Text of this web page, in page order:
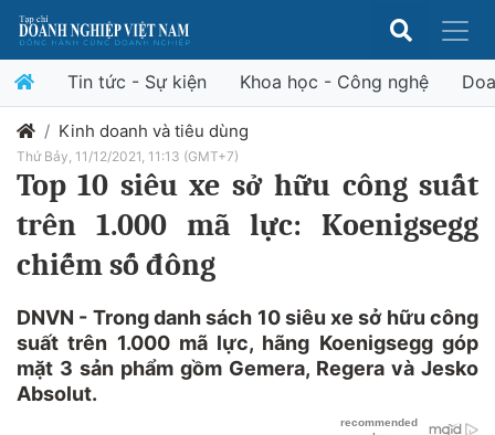
Tin tức - Sự kiện Khoa học - Công nghệ
Kinh doanh và tiêu dùng
Thứ Bảy, 11/12/2021, 11:13 (GMT+7)
Top 10 siêu xe sở hữu công suất
trên 1.000 mã lực: Koenigsegg
chiếm số đông
DNVN - Trong danh sách 10 siêu xe sở hữu công
suất trên 1.000 mã lực, hãng Koenigsegg góp
mặt 3 sản phẩm gồm Gemera, Regera và Jesko
Absolut.